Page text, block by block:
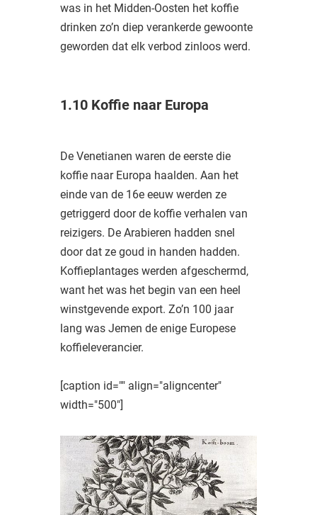
was in het Midden-Oosten het koffie
drinken zo’n diep verankerde gewoonte
geworden dat elk verbod zinloos werd.
1.10 Koffie naar Europa
De Venetianen waren de eerste die
koffie naar Europa haalden. Aan het
einde van de 16e eeuw werden ze
getriggerd door de koffie verhalen van
reizigers. De Arabieren hadden snel
door dat ze goud in handen hadden.
Koffieplantages werden afgeschermd,
want het was het begin van een heel
winstgevende export. Zo’n 100 jaar
lang was Jemen de enige Europese
koffieleverancier.
[caption id="" align="aligncenter"
width="500"]